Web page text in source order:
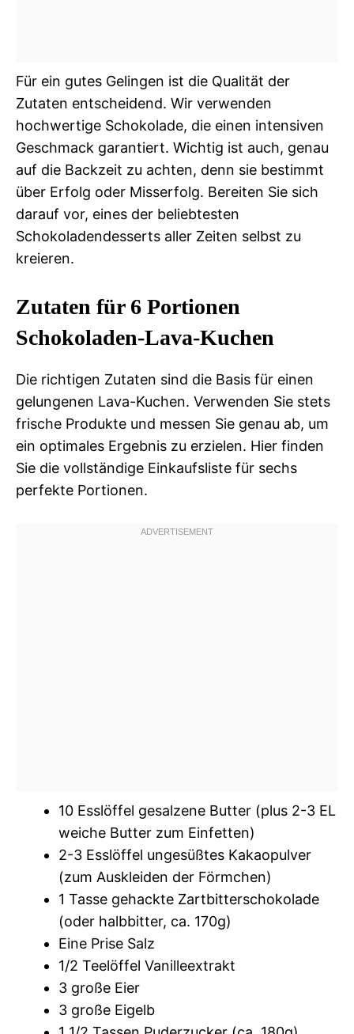
Für ein gutes Gelingen ist die Qualität der
Zutaten entscheidend. Wir verwenden
hochwertige Schokolade, die einen intensiven
Geschmack garantiert. Wichtig ist auch, genau
auf die Backzeit zu achten, denn sie bestimmt
über Erfolg oder Misserfolg. Bereiten Sie sich
darauf vor, eines der beliebtesten
Schokoladendesserts aller Zeiten selbst zu
kreieren.
Zutaten für 6 Portionen
Schokoladen-Lava-Kuchen
Die richtigen Zutaten sind die Basis für einen
gelungenen Lava-Kuchen. Verwenden Sie stets
frische Produkte und messen Sie genau ab, um
ein optimales Ergebnis zu erzielen. Hier finden
Sie die vollständige Einkaufsliste für sechs
perfekte Portionen.
10 Esslöffel gesalzene Butter (plus 2-3 EL
weiche Butter zum Einfetten)
2-3 Esslöffel ungesüßtes Kakaopulver
(zum Auskleiden der Förmchen)
1 Tasse gehackte Zartbitterschokolade
(oder halbbitter, ca. 170g)
Eine Prise Salz
1/2 Teelöffel Vanilleextrakt
3 große Eier
3 große Eigelb